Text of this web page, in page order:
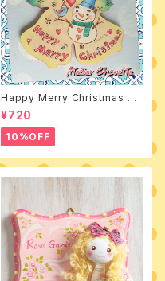
Happy Merry Christmas デ
ザインパケット
¥720
10%OFF